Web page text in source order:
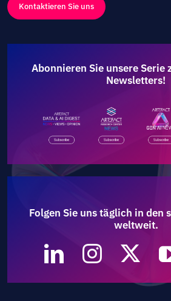
Kontaktieren Sie uns
Abonnieren Sie unsere Serie
Newsletters!
Folgen Sie uns täglich in den
weltweit.